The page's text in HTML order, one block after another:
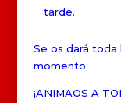
tarde.
Se os dará toda
momento
¡ANIMAOS A